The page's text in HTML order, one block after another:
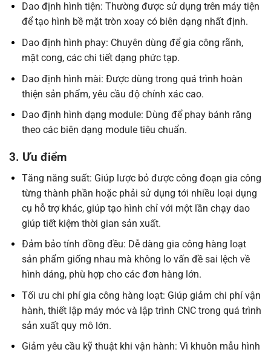
Dao định hình tiện: Thường được sử dụng trên máy tiện
để tạo hình bề mặt tròn xoay có biên dạng nhất định.
Dao định hình phay: Chuyên dùng để gia công rãnh,
mặt cong, các chi tiết dạng phức tạp.
Dao định hình mài: Được dùng trong quá trình hoàn
thiện sản phẩm, yêu cầu độ chính xác cao.
Dao định hình dạng module: Dùng để phay bánh răng
theo các biên dạng module tiêu chuẩn.
3. Ưu điểm
Tăng năng suất: Giúp lược bỏ được công đoạn gia công
từng thành phần hoặc phải sử dụng tới nhiều loại dụng
cụ hỗ trợ khác, giúp tạo hình chỉ với một lần chạy dao
giúp tiết kiệm thời gian sản xuất.
Đảm bảo tính đồng đều: Dễ dàng gia công hàng loạt
sản phẩm giống nhau mà không lo vấn đề sai lệch về
hình dáng, phù hợp cho các đơn hàng lớn.
Tối ưu chi phí gia công hàng loạt: Giúp giảm chi phí vận
hành, thiết lập máy móc và lập trình CNC trong quá trình
sản xuất quy mô lớn.
Giảm yêu cầu kỹ thuật khi vận hành: Vì khuôn mẫu hình